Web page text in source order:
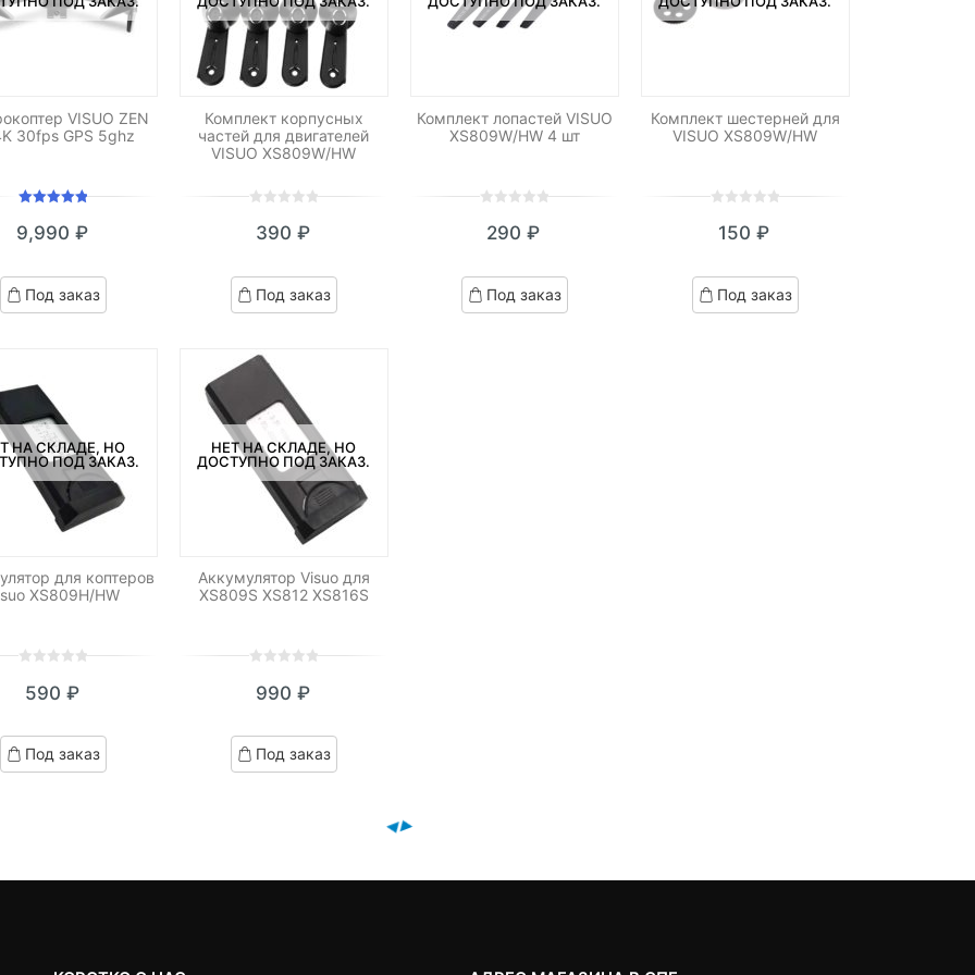
VISUO ZEN
30fps GPS 5ghz
5.00из 5
9,990 ₽
Под заказ
Комплект корпусных
частей для двигателей
VISUO XS809W/HW
out
based
on
390 ₽
Под заказ
Комплект лопастей VISUO
XS809W/HW 4 шт
out
based
on
290₽
Под заказ
Комплект шестерней для
VISUO XS809W/HW
based
on
150₽
Под заказ
НА СКЛАДЕ, НО
ПОД ЗАКАЗ.
для коптеров
XS809H/HW
out
based
on
590 ₽
Под заказ
НЕТ НА СКЛАДЕ, НО
ДОСТУПНО ПОД ЗАКАЗ.
Аккумулятор Visuo для
XS809S XS812 XS816S
out
based
on
990 ₽
Под заказ